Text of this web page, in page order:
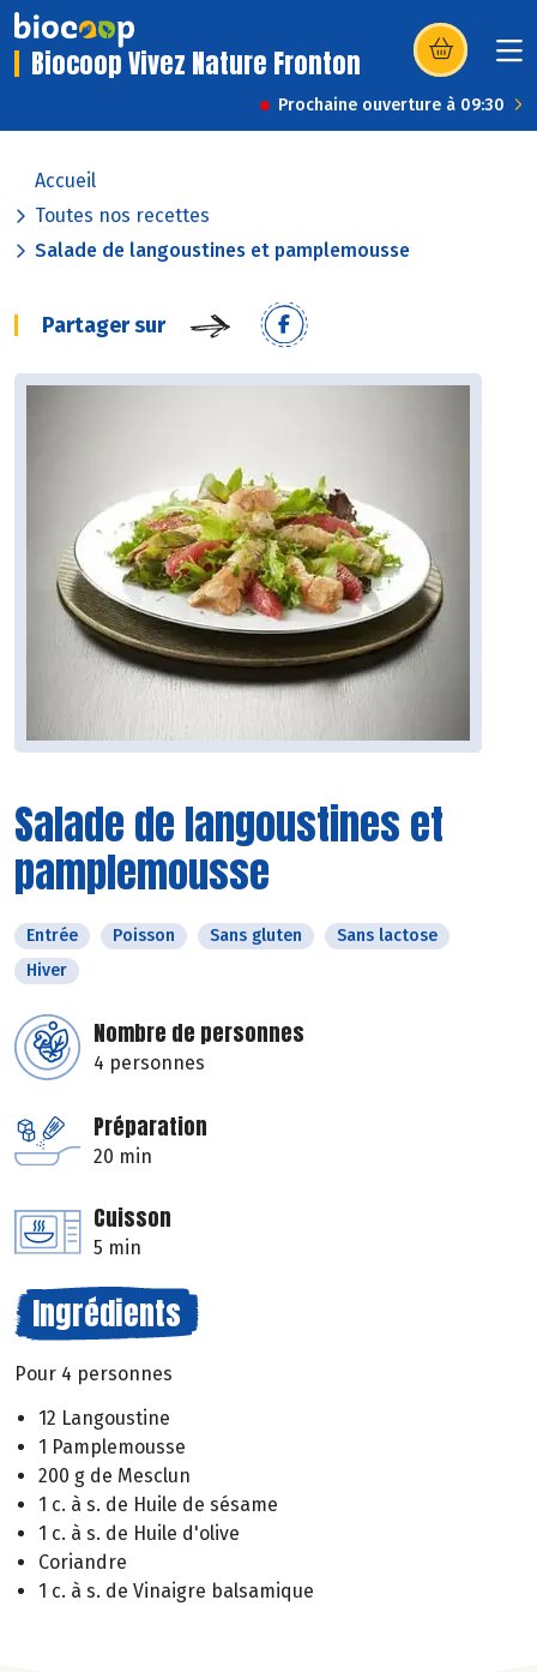
Biocoop Vivez Nature Fronton (s’ouvre dans
Prochaine ouverture à 09:30
Accueil
Toutes nos recettes
Salade de langoustines et pamplemousse
Partager sur
Salade de langoustines et
pamplemousse
Entrée Poisson Sans gluten
Sans lactose
Hiver
Nombre de personnes
4 personnes
Préparation
20 min
Cuisson
5 min
Ingrédients
Pour 4 personnes
12 Langoustine
1 Pamplemousse
200 g de Mesclun
1 c. à s. de Huile de sésame
1 c. à s. de Huile d'olive
Coriandre
1 c. à s. de Vinaigre balsamique